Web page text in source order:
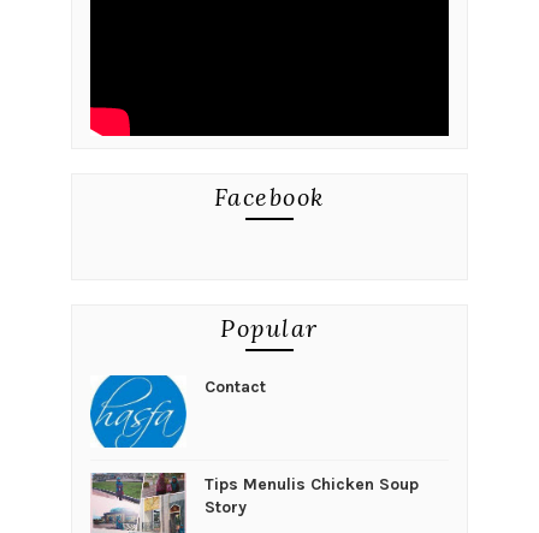
Facebook
Popular
Contact
Tips Menulis Chicken Soup
Story